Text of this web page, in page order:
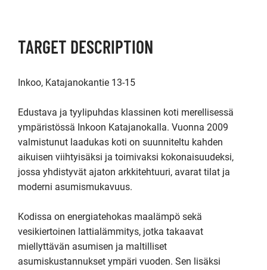
TARGET DESCRIPTION
Inkoo, Katajanokantie 13-15
Edustava ja tyylipuhdas klassinen koti merellisessä
ympäristössä Inkoon Katajanokalla. Vuonna 2009
valmistunut laadukas koti on suunniteltu kahden
aikuisen viihtyisäksi ja toimivaksi kokonaisuudeksi,
jossa yhdistyvät ajaton arkkitehtuuri, avarat tilat ja
moderni asumismukavuus.
Kodissa on energiatehokas maalämpö sekä
vesikiertoinen lattialämmitys, jotka takaavat
miellyttävän asumisen ja maltilliset
asumiskustannukset ympäri vuoden. Sen lisäksi